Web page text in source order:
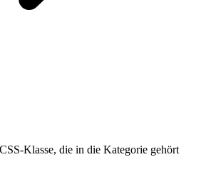
Klasse, die in die Kategorie gehört